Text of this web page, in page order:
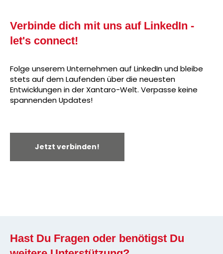
Verbinde dich mit uns auf LinkedIn -
let's connect!
Folge unserem Unternehmen auf LinkedIn und bleibe
stets auf dem Laufenden über die neuesten
Entwicklungen in der Xantaro-Welt. Verpasse keine
spannenden Updates!
Jetzt verbinden!
Hast Du Fragen oder benötigst Du